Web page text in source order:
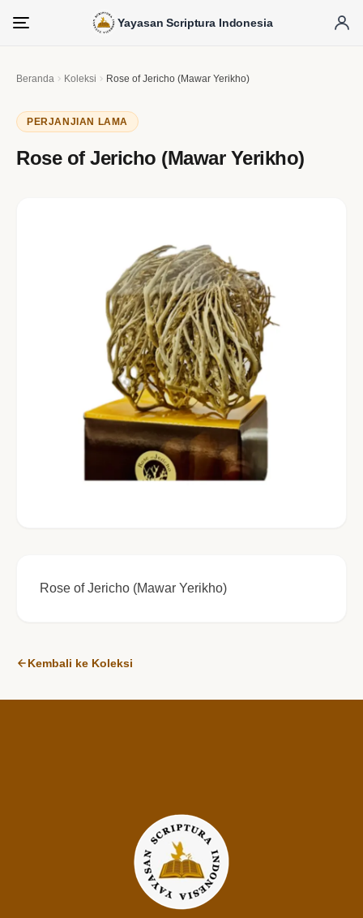
Menu
Yayasan Scriptura Indonesia
Beranda Koleksi Rose of Jericho (Mawar Yerikho)
PERJANJIAN LAMA
Rose of Jericho (Mawar Yerikho)
Rose of Jericho (Mawar Yerikho)
Kembali ke Koleksi